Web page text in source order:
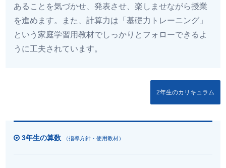
あることを気づかせ、発表させ、楽しませながら授業
を進めます。また、計算力は「基礎力トレーニング」
という家庭学習用教材でしっかりとフォローできるよ
うに工夫されています。
2年生のカリキュラム
3年生の算数 （指導方針・使用教材）